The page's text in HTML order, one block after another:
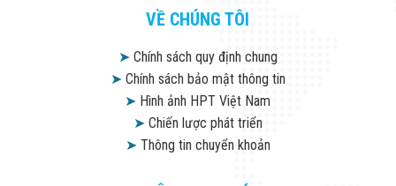
VỀ CHÚNG TÔI
➤Chính sách quy định chung
➤Chính sách bảo mật thông tin
➤ Hình ảnh HPT Việt Nam
➤Chiến lược phát triển
➤Thông tin chuyển khoản